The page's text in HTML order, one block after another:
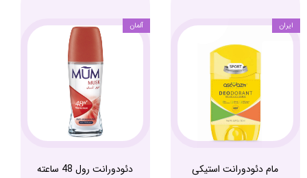
مام دئودورانت استیکی
ایران
دئودورانت رول 48 ساعته
آلمان